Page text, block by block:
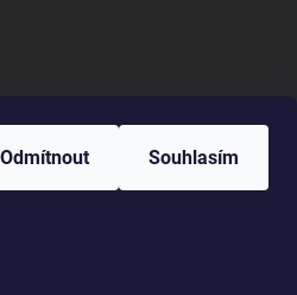
Odmítnout Souhlasím